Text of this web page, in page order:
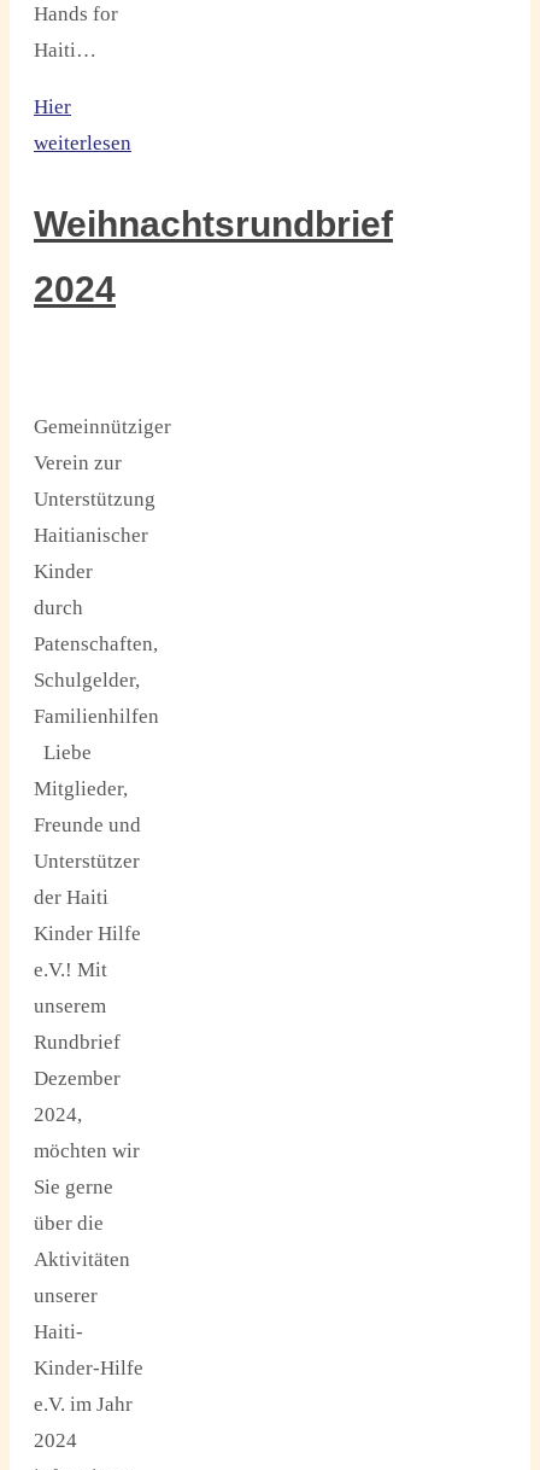
Hands for
Haiti…
Hier
weiterlesen
Weihnachtsrundbrief
2024
Gemeinnütziger
Verein zur
Unterstützung
Haitianischer
Kinder
durch
Patenschaften,
Schulgelder,
Familienhilfen
Liebe
Mitglieder,
Freunde und
Unterstützer
der Haiti
Kinder Hilfe
e.V.! Mit
unserem
Rundbrief
Dezember
2024,
möchten wir
Sie gerne
über die
Aktivitäten
unserer
Haiti-
Kinder-Hilfe
e.V. im Jahr
2024